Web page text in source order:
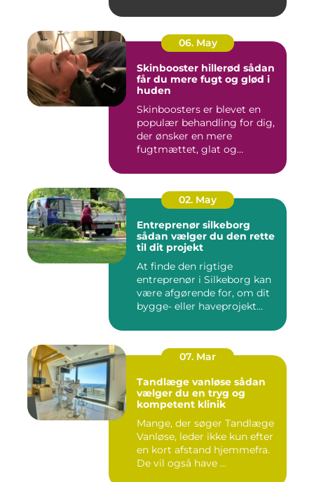
06. May
Skinbooster hillerød sådan
får du mere fugt og glød i
huden
Skinboosters er blevet en
populær behandling for dig,
der ønsker en mere
fugtmættet, glat og
02. May
Entreprenør silkeborg
sådan vælger du den rette
til dit projekt
At finde den rigtige
entreprenør i Silkeborg kan
være afgørende for, om dit
bygge- eller haveprojekt...
07. Mar
Tandlæge vanløse sådan
vælger du en tryg og
kompetent klinik
Mange, der søger Tandlæge
Vanløse, leder ikke kun efter
en kort afstand hjemmefra.
De vil også have ...